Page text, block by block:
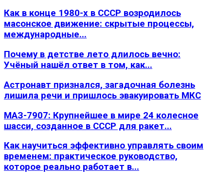
Как в конце 1980-х в СССР возродилось
масонское движение: скрытые процессы,
международные...
Почему в детстве лето длилось вечно:
Учёный нашёл ответ в том, как...
Астронавт признался, загадочная болезнь
лишила речи и пришлось эвакуировать МКС
МАЗ-7907: Крупнейшее в мире 24 колесное
шасси, созданное в СССР для ракет...
Как научиться эффективно управлять своим
временем: практическое руководство,
которое реально работает в...